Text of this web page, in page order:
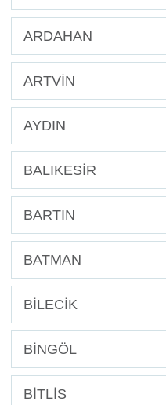
ARDAHAN
ARTVİN
AYDIN
BALIKESİR
BARTIN
BATMAN
BİLECİK
BİNGÖL
BİTLİS